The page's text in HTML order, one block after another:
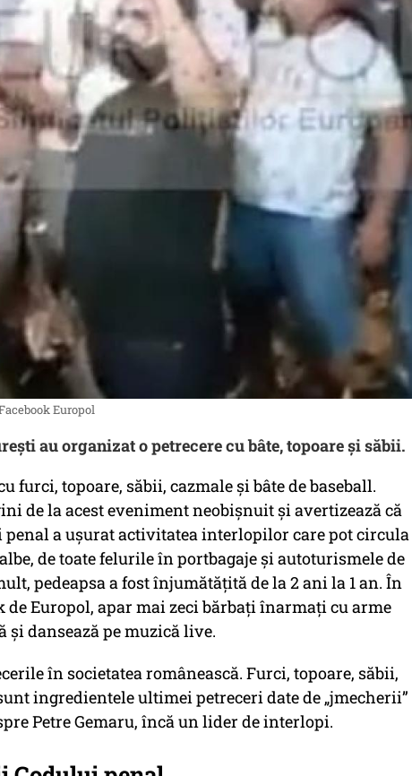
Europol
au organizat o petrecere cu bâte, topoare și săbii.
furci, topoare, săbii, cazmale și bâte de baseball.
de la acest eveniment neobișnuit și avertizează că
a ușurat activitatea interlopilor care pot circula
de toate felurile în portbagaje și autoturismele de
pedeapsa a fost înjumătățită de la 2 ani la 1 an. În
de Europol, apar mai zeci bărbați înarmați cu arme
și dansează pe muzică live.
în societatea românească. Furci, topoare, săbii,
ingredientele ultimei petreceri date de „jmecherii”
Petre Gemaru, încă un lider de interlopi.